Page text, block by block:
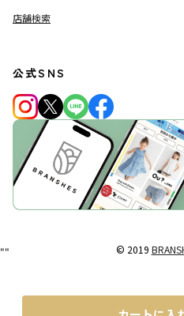
店舗検索
公式SNS
© 2019
""